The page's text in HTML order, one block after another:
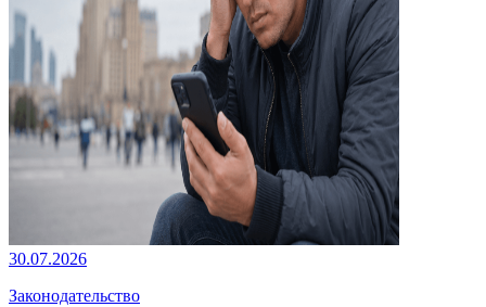
30.07.2026
Законодательство